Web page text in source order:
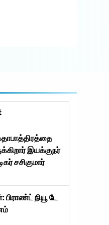
இயக்குநர்
சசிகுமார்
நியூ டே